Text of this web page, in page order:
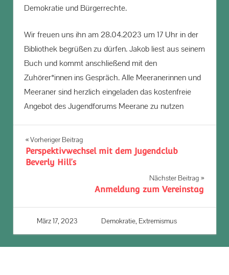
Demokratie und Bürgerrechte.
Wir freuen uns ihn am 28.04.2023 um 17 Uhr in der
Bibliothek begrüßen zu dürfen. Jakob liest aus seinem
Buch und kommt anschließend mit den
Zuhörer*innen ins Gespräch. Alle Meeranerinnen und
Meeraner sind herzlich eingeladen das kostenfreie
Angebot des Jugendforums Meerane zu nutzen
Beitragsnavigation
Vorheriger Beitrag
Perspektivwechsel mit dem Jugendclub
Beverly Hill’s
Nächster Beitrag
Anmeldung zum Vereinstag
März 17, 2023 J Richter
Demokratie, Extremismus